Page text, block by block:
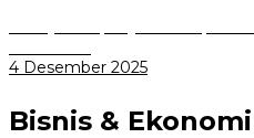
4 Desember 2025
Bisnis & Ekonomi